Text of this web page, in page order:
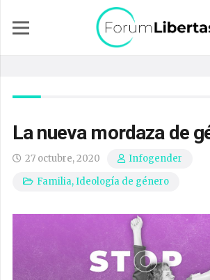
La nueva mordaza de
27 octubre, 2020
Infogender
Familia,Ideología de género